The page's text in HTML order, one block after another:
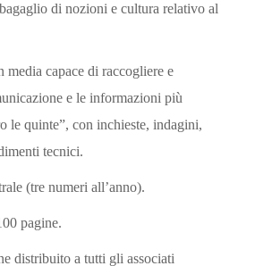
di nozioni e cultura relativo al
media capace di raccogliere e
e le informazioni più
le quinte”, con inchieste, indagini,
tecnici.
(tre numeri all’anno).
pagine.
distribuito a tutti gli associati